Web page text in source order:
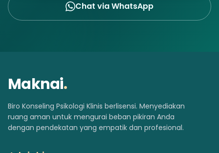
Chat via WhatsApp
Maknai.
Biro Konseling Psikologi Klinis berlisensi. Menyediakan
ruang aman untuk mengurai beban pikiran Anda
dengan pendekatan yang empatik dan profesional.